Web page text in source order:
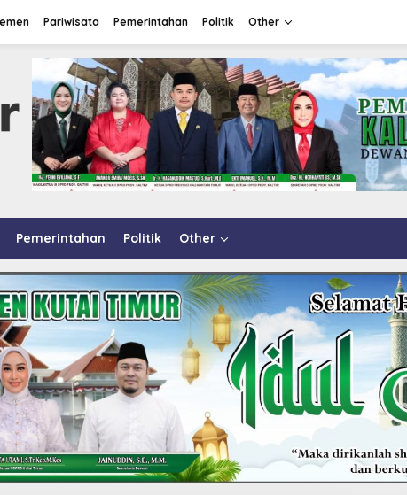
Pariwisata Pemerintahan Politik Other
Pemerintahan Politik Other